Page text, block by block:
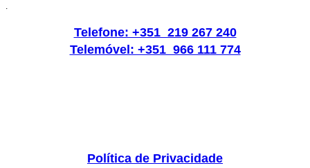
.
Telefone: +351 219 267 240
Telemóvel: +351 966 111 774
Política de Privacidade